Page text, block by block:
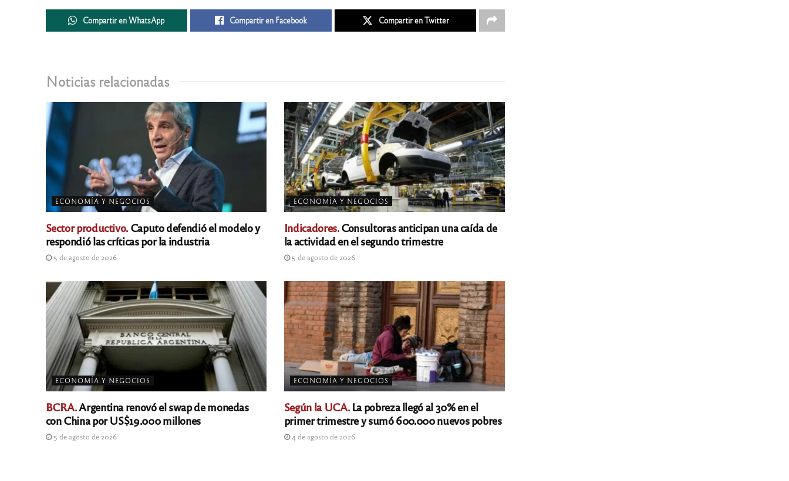
Compartir en WhatsApp Compartir en Facebook Compartir en Twitter
Noticias relacionadas
ECONOMÍA Y NEGOCIOS
Sector productivo. Caputo defendió el modelo y
respondió las críticas por la industria
5 de agosto de 2026
ECONOMÍA Y NEGOCIOS
Indicadores.Consultoras anticipan una caída de
la actividad en el segundo trimestre
5 de agosto de 2026
ECONOMÍA Y NEGOCIOS
BCRA.Argentina renovó el swap de monedas
con China por US$19.000 millones
5 de agosto de 2026
ECONOMÍA Y NEGOCIOS
Según la UCA.La pobreza llegó al 30% en el
primer trimestre y sumó 600.000 nuevos pobres
4 de agosto de 2026